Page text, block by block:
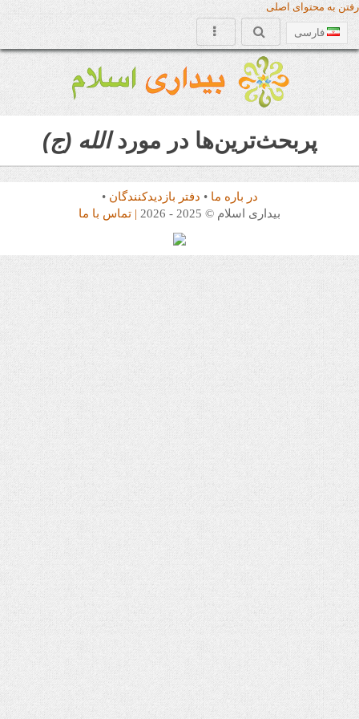
رفتن به محتوای اصلی
فارسی
پربحث‌ترین‌ها در موردالله (ج)
در باره ما • دفتر بازدیدکنندگان •
بیداری اسلام © 2025 - 2026
| تماس با ما